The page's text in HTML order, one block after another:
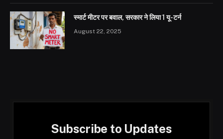
स्मार्ट मीटर पर बवाल, सरकार ने लिया 1 यू-टर्न
August 22, 2025
Subscribe to Updates